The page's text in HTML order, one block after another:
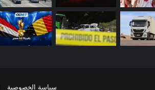
سياسة الخصوصية